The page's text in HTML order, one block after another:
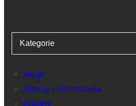
Kategorie
Akcje
Alarmy i ostrzeżenia
Ankiety